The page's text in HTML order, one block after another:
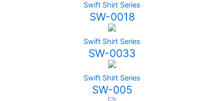
Swift Shirt Series
SW-0018
Swift Shirt Series
SW-0033
Swift Shirt Series
SW-005